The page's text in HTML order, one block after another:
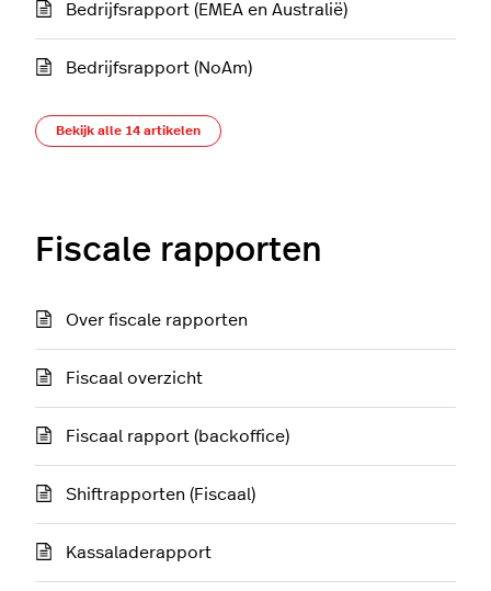
Bedrijfsrapport (EMEA en Australië)
Bedrijfsrapport (NoAm)
Bekijk alle 14 artikelen
Fiscale rapporten
Over fiscale rapporten
Fiscaal overzicht
Fiscaal rapport (backoffice)
Shiftrapporten (Fiscaal)
Kassaladerapport